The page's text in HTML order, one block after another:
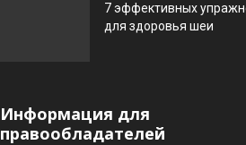
7 эффективных
для здоровья шеи
Информация для
правообладателей